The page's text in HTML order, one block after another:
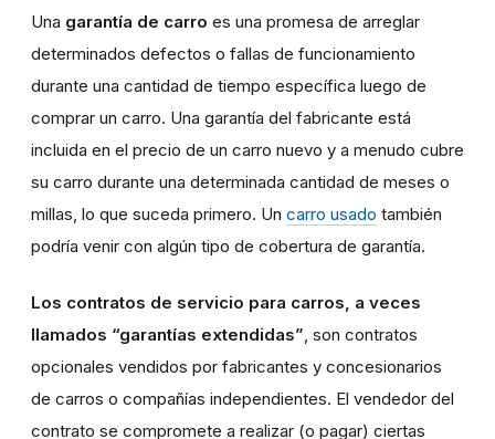
Una garantía de carro es una promesa de arreglar
determinados defectos o fallas de funcionamiento
durante una cantidad de tiempo específica luego de
comprar un carro. Una garantía del fabricante está
incluida en el precio de un carro nuevo y a menudo cubre
su carro durante una determinada cantidad de meses o
millas, lo que suceda primero. Un carro usado también
podría venir con algún tipo de cobertura de garantía.
Los contratos de servicio para carros, a veces
llamados “garantías extendidas”, son contratos
opcionales vendidos por fabricantes y concesionarios
de carros o compañías independientes. El vendedor del
contrato se compromete a realizar (o pagar) ciertas